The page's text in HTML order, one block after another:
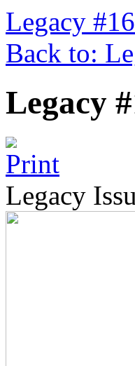
Legacy
Back to:
Legacy
Legacy